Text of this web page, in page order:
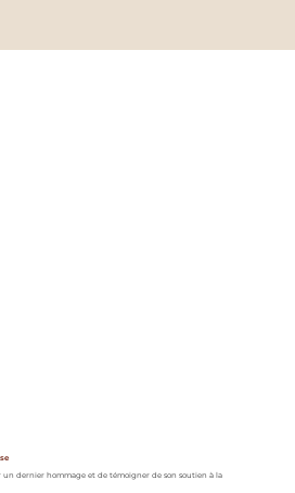
un dernier hommage et de témoigner de son soutien à la